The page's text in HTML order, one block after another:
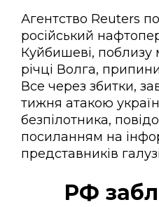
Агентство Reuters
російський
Куйбишеві, поблизу
річці Волга,
Все через збитки,
тижня атакою
безпілотника,
посиланням на
представників
РФ